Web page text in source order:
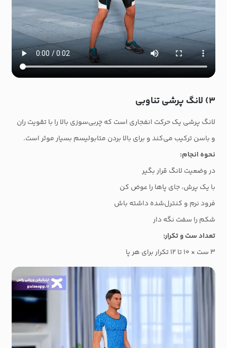
۳) لانگ پرشی تناوبی
لانگ پرشی یک حرکت انفجاری است که چربی‌سوزی بالا را با تقویت ران
و باسن ترکیب می‌کند و برای بالا بردن متابولیسم بسیار موثر است.
نحوه انجام:
در وضعیت لانگ قرار بگیر
با یک پرش، جای پاها را عوض کن
فرود نرم و کنترل‌شده داشته باش
شکم را سفت نگه دار
تعداد ست و تکرار:
۳ ست × ۱۰ تا ۱۲ تکرار برای هر پا